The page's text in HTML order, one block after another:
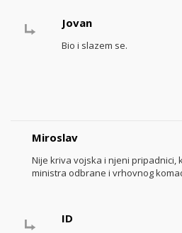
Jovan
Bio i slazem se.
Miroslav
Nije kriva vojska i njeni pripadnici,
ministra odbrane i vrhovnog
ID